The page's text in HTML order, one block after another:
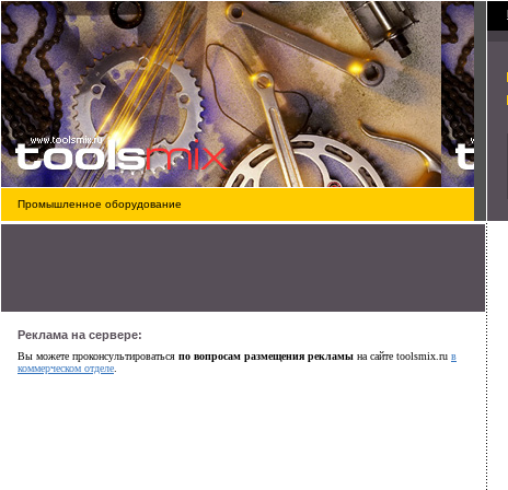
Промышленное оборудование
Реклама на сервере:
Вы можете проконсультироваться по вопросам размещения рекламы на сайте toolsmix.ru в
коммерческом отделе